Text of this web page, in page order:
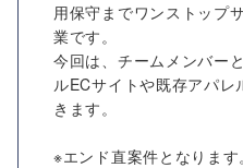
用保守までワンストップ
業です。
今回は、チームメンバー
ルECサイトや既存アパ
きます。
※エンド直案件となりま